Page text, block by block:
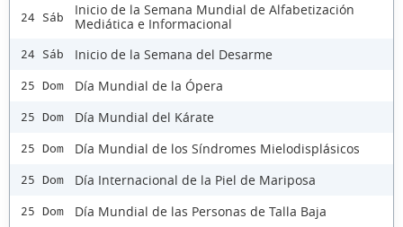
24 Sáb
Inicio de la Semana Mundial de Alfabetización
Mediática e Informacional
24 Sáb Inicio de la Semana del Desarme
25 Dom Día Mundial de la Ópera
25 Dom Día Mundial del Kárate
25 Dom Día Mundial de los Síndromes Mielodisplásicos
25 Dom Día Internacional de la Piel de Mariposa
25 Dom Día Mundial de las Personas de Talla Baja